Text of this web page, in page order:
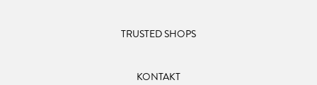
TRUSTED SHOPS
KONTAKT